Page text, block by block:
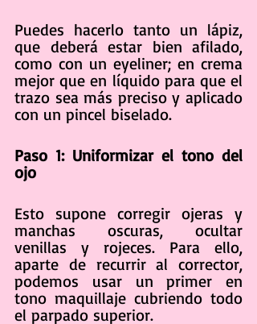
Puedes hacerlo tanto un lápiz,
que deberá estar bien afilado,
como con un eyeliner; en crema
mejor que en líquido para que el
trazo sea más preciso y aplicado
con un pincel biselado.
Paso 1: Uniformizar el tono del
ojo
Esto supone corregir ojeras y
manchas oscuras, ocultar
venillas y rojeces. Para ello,
aparte de recurrir al corrector,
podemos usar un primer en
tono maquillaje cubriendo todo
el parpado superior.